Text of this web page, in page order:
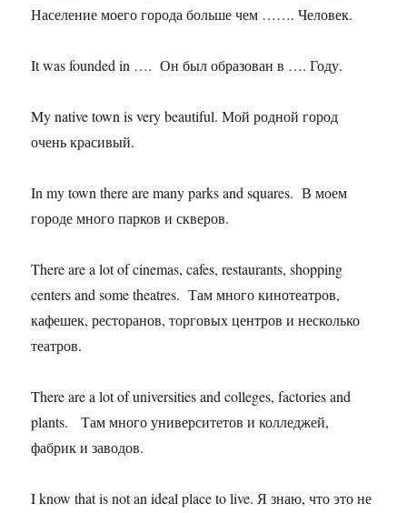
Население моего города больше чем ……. Человек.
It was founded in …. Он был образован в …. Году.
My native town is very beautiful. Мой родной город
очень красивый.
In my town there are many parks and squares. В моем
городе много парков и скверов.
There are a lot of cinemas, cafes, restaurants, shopping
centers and some theatres. Там много кинотеатров,
кафешек, ресторанов, торговых центров и несколько
театров.
There are a lot of universities and colleges, factories and
plants. Там много университетов и колледжей,
фабрик и заводов.
I know that is not an ideal place to live. Я знаю, что это не